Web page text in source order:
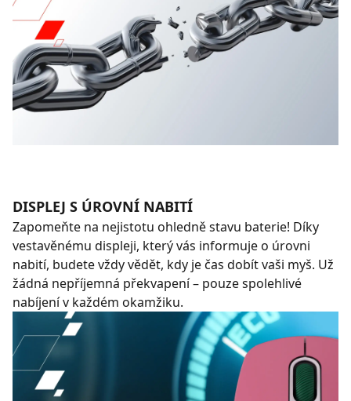
DISPLEJ S ÚROVNÍ NABITÍ
Zapomeňte na nejistotu ohledně stavu baterie! Díky
vestavěnému displeji, který vás informuje o úrovni
nabití, budete vždy vědět, kdy je čas dobít vaši myš. Už
žádná nepříjemná překvapení – pouze spolehlivé
nabíjení v každém okamžiku.